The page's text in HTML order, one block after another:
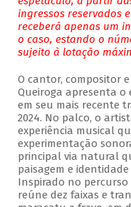
ingressos reservados
receberá apenas um
o caso, estando o
sujeito à lotação
O cantor, compositor
Queiroga apresenta o
em seu mais recente
2024. No palco, o
experiência musical
experimentação
principal via natural
paisagem e
Inspirado no
reúne dez faixas e